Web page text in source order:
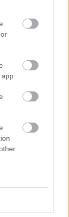
túl nagy és
hajó, a
valamint a
van elrejtve
Ennek